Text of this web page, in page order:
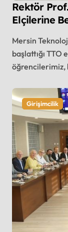
Rektör
Elçilerine
Mersin Teknoloji Transfer Ofisi’nin (Mersin TTO)
başlattığı TTO
öğrencilerimiz,
Girişimcilik